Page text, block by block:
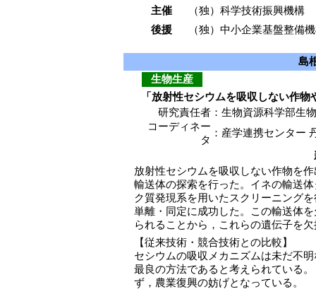
主催
（独）科学技術振興機構
後援
（独）中小企業基盤整備
島
生物生産
「放射性セシウムを吸収しない作
研究責任者 ： 生物資源科学部生
コーディネー
タ
： 産学連携センター
放射性セシウムを吸収しない作物を
輸送体の探索を行った。イネの輸送
ク質発現系を用いたスクリーニング
単離・同定に成功した。この輸送体
られることから，これらの遺伝子を
【従来技術・競合技術との比較】
セシウムの吸収メカニズムは未だ不
最良の方法であると考えられている
ず，農業復興の妨げとなっている。